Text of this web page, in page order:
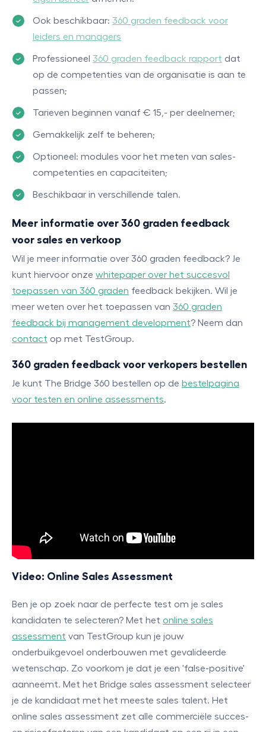
Ook beschikbaar: 360 graden feedback voor
leiders en managers
Professioneel 360 graden feedback rapport dat
op de competenties van de organisatie is aan te
passen;
Tarieven beginnen vanaf € 15,- per deelnemer;
Gemakkelijk zelf te beheren;
Optioneel: modules voor het meten van sales-
competenties en capaciteiten;
Beschikbaar in verschillende talen.
Meer informatie over 360 graden feedback
voor sales en verkoop
Wil je meer informatie over 360 graden feedback? Je
kunt hiervoor onze whitepaper over het succesvol
toepassen van 360 graden feedback bekijken. Wil je
meer weten over het toepassen van 360 graden
feedback bij management development? Neem dan
contact op met TestGroup.
360 graden feedback voor verkopers bestellen
Je kunt The Bridge 360 bestellen op de bestelpagina
voor testen en online assessments.
Video: Online Sales Assessment
Ben je op zoek naar de perfecte test om je sales
kandidaten te selecteren? Met het online sales
assessment van TestGroup kun je jouw
onderbuikgevoel onderbouwen met gevalideerde
wetenschap. Zo voorkom je dat je een 'false-positive'
aanneemt. Met het Bridge sales assessment selecteer
je de kandidaat met het meeste sales talent. Het
online sales assessment zet alle commerciële succes-